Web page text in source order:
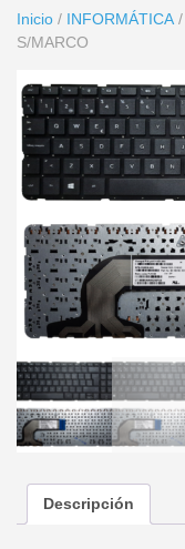
Inicio / INFORMÁTICA /
S/MARCO
Descripción